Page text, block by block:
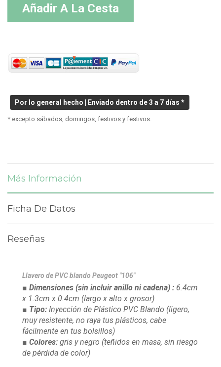
Añadir A La Cesta
Por lo general hecho | Enviado dentro de 3 a 7 días *
* excepto sábados, domingos, festivos y festivos.
Más Información
Ficha De Datos
Reseñas
Llavero de PVC blando Peugeot "106"
■ Dimensiones (sin incluir anillo ni cadena) : 6.4cm
x 1.3cm x 0.4cm (largo x alto x grosor)
■ Tipo: Inyección de Plástico PVC Blando (ligero,
muy resistente, no raya tus plásticos, cabe
fácilmente en tus bolsillos)
■ Colores: gris y negro (teñidos en masa, sin riesgo
de pérdida de color)